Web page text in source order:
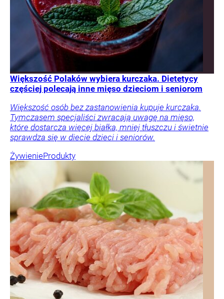
Większość Polaków wybiera kurczaka. Dietetycy
częściej polecają inne mięso dzieciom i seniorom
Większość osób bez zastanowienia kupuje kurczaka.
Tymczasem specjaliści zwracają uwagę na mięso,
które dostarcza więcej białka, mniej tłuszczu i świetnie
sprawdza się w diecie dzieci i seniorów.
ŻywienieProdukty